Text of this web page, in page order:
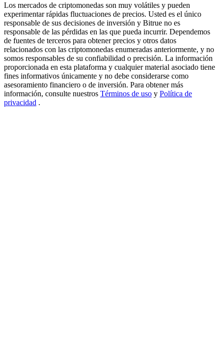
Share 500000 CASHCAT prize pool
Exclusive for BitMart Users
Register & Trade to Win 500,000 USDT
Precious Metals Trading Carnival
Los mercados de criptomonedas son muy volátiles y pueden
experimentar rápidas fluctuaciones de precios. Usted es el único
responsable de sus decisiones de inversión y Bitrue no es
responsable de las pérdidas en las que pueda incurrir. Dependemos
de fuentes de terceros para obtener precios y otros datos
relacionados con las criptomonedas enumeradas anteriormente, y no
somos responsables de su confiabilidad o precisión. La información
proporcionada en esta plataforma y cualquier material asociado tiene
fines informativos únicamente y no debe considerarse como
asesoramiento financiero o de inversión. Para obtener más
información, consulte nuestros Términos de uso y Política de
privacidad .